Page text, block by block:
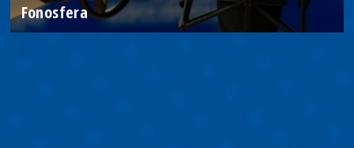
Fonosfera